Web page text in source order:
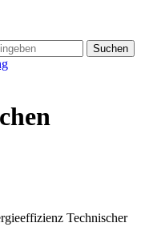
Suchen
Technischer